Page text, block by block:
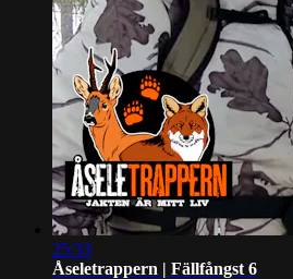
25:33
Åseletrappern | Fällfångst 6